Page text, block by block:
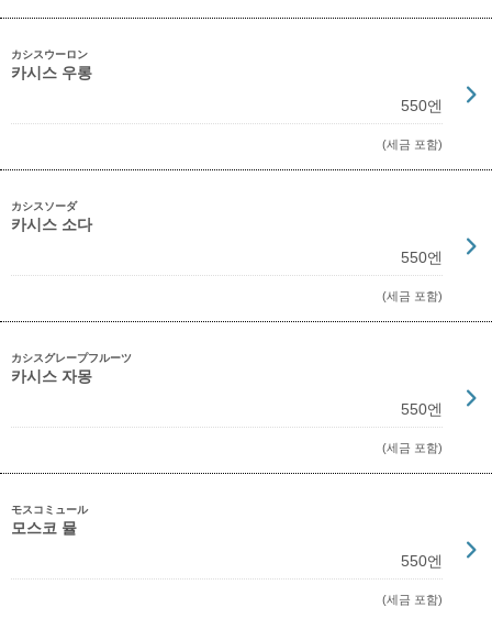
カシスウーロン
카시스 우롱
550엔
(세금 포함)
カシスソーダ
카시스 소다
550엔
(세금 포함)
カシスグレープフルーツ
카시스 자몽
550엔
(세금 포함)
モスコミュール
모스코 뮬
550엔
(세금 포함)